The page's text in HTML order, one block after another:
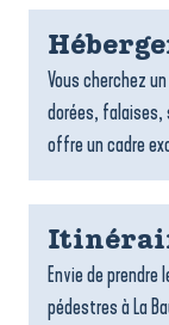
Vous cherchez
dorées,
offre un cadre
Envie de prendre
pédestres à La